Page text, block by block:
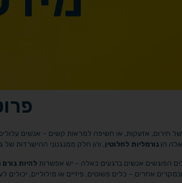
של חירום, אזעקות, או חשיפה למראות קשים – אנשים
הן נורמליות לחלוטין, והן חלק ממנגנוני ההישרדות של
הפוגשים אנשים ברגעים כאלה – יש אפשרות להיות גורם
ובמקרים אחרים – כלים פשוטים, פיזיים או מילוליים,